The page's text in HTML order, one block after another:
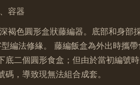
容器
褐色圓形盒狀藤編器。底部和身部
編法修緣。 藤編飯盒為外出時攜
底二個圓形食盒；但由於當初編號
碼，導致現無法組合成套。